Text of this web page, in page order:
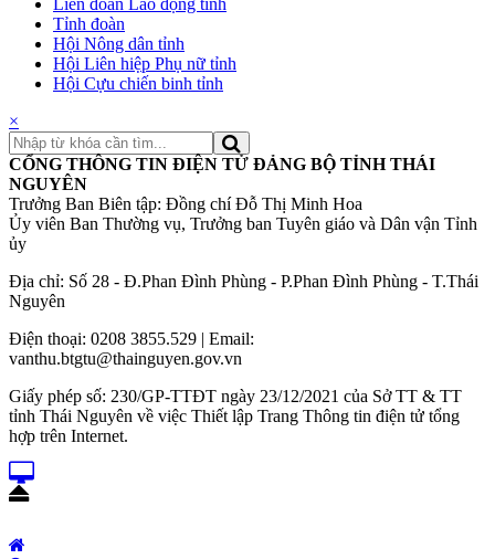
Tỉnh đoàn
Hội Nông dân tỉnh
Hội Liên hiệp Phụ nữ tỉnh
Hội Cựu chiến binh tỉnh
×
CỔNG THÔNG TIN ĐIỆN TỬ ĐẢNG BỘ TỈNH THÁI
NGUYÊN
Trưởng Ban Biên tập: Đồng chí Đỗ Thị Minh Hoa
Ủy viên Ban Thường vụ, Trưởng ban Tuyên giáo và Dân vận Tỉnh
ủy
Địa chỉ: Số 28 - Đ.Phan Đình Phùng - P.Phan Đình Phùng - T.Thái
Nguyên
Điện thoại: 0208 3855.529 | Email:
vanthu.btgtu@thainguyen.gov.vn
Giấy phép số: 230/GP-TTĐT ngày 23/12/2021 của Sở TT & TT
tỉnh Thái Nguyên về việc Thiết lập Trang Thông tin điện tử tổng
hợp trên Internet.